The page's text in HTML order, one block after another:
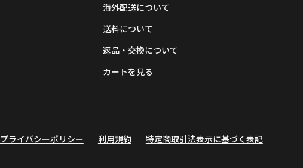
海外配送について
送料について
返品・交換について
カートを見る
プライバシーポリシー 利用規約 特定商取引法表示に基づく表記